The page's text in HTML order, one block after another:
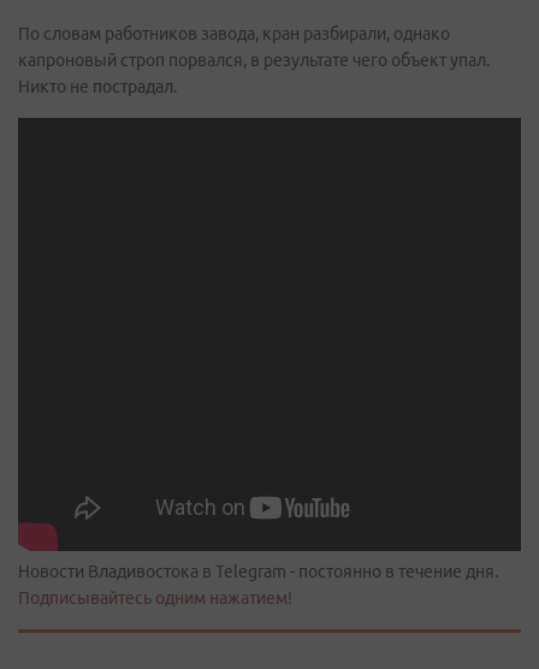
По словам работников завода, кран разбирали, однако
капроновый строп порвался, в результате чего объект упал.
Никто не пострадал.
Новости Владивостока в Telegram - постоянно в течение дня.
Подписывайтесь одним нажатием!